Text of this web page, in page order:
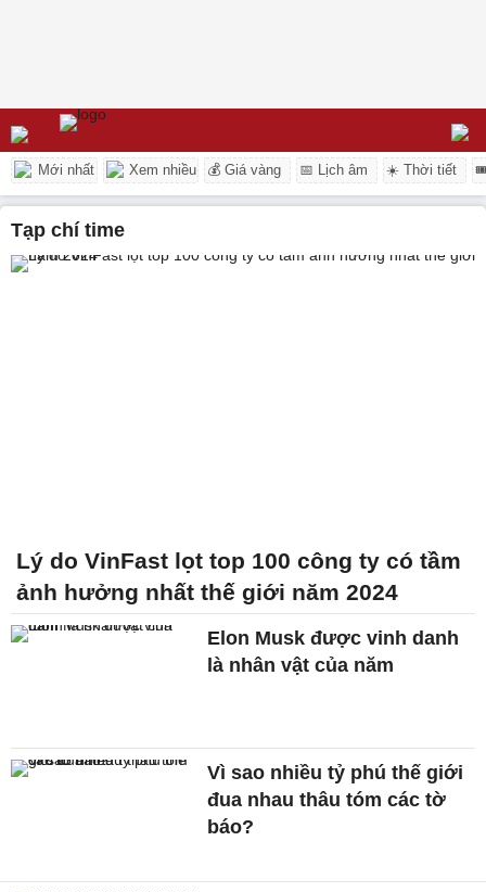
Mới nhất Xem nhiều 💰 Giá vàng 📅 Lịch âm ☀️ Thời tiết
tạp chí time
Lý do VinFast lọt top 100 công ty có tầm
ảnh hưởng nhất thế giới năm 2024
Elon Musk được vinh danh
là nhân vật của năm
Vì sao nhiều tỷ phú thế giới
đua nhau thâu tóm các tờ
báo?